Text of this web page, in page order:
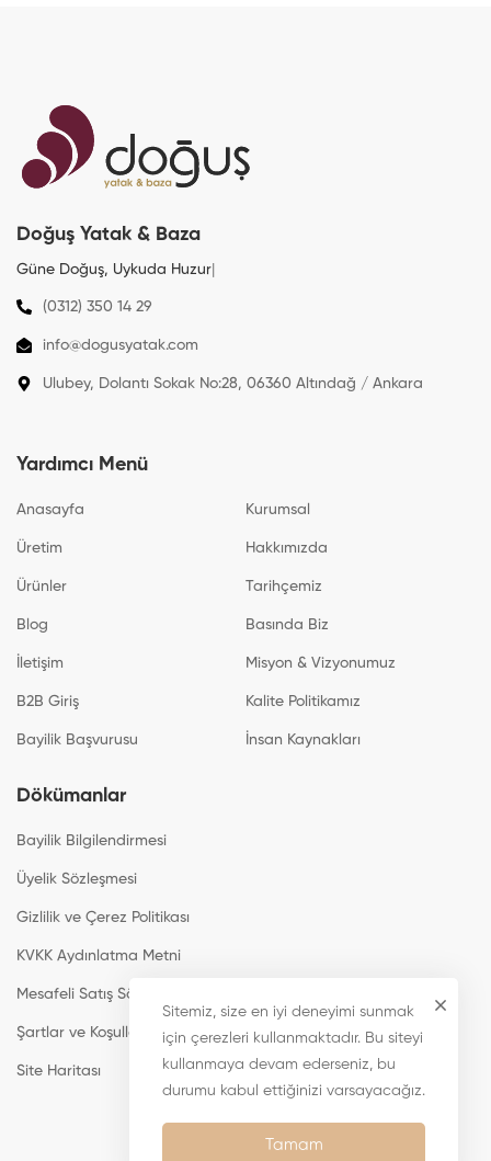
Doğuş Yatak & Baza
Güne Doğuş, Uykuda Sa|
(0312) 350 14 29
info@dogusyatak.com
Ulubey, Dolantı Sokak No:28, 06360 Altındağ / Ankara
Yardımcı Menü
Anasayfa Kurumsal
Üretim Hakkımızda
Ürünler Tarihçemiz
Blog Basında Biz
İletişim Misyon & Vizyonumuz
B2B Giriş Kalite Politikamız
Bayilik Başvurusu İnsan Kaynakları
Dökümanlar
Bayilik Bilgilendirmesi
Üyelik Sözleşmesi
Gizlilik ve Çerez Politikası
KVKK Aydınlatma Metni
Mesafeli Satış Sözleşmesi
Şartlar ve Koşullar
Site Haritası
Sitemiz, size en iyi deneyimi sunmak
için çerezleri kullanmaktadır. Bu siteyi
kullanmaya devam ederseniz, bu
durumu kabul ettiğinizi varsayacağız.
Tamam